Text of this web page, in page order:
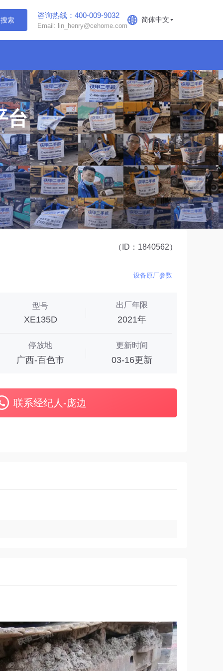
搜索
咨询热线：400-009-9032
Email: lin_henry@cehome.com
简体中文
台
（ID：1840562）
设备原厂参数
型号
XE135D
出厂年限
2021年
停放地
广西-百色市
更新时间
03-16更新
联系经纪人-庞边